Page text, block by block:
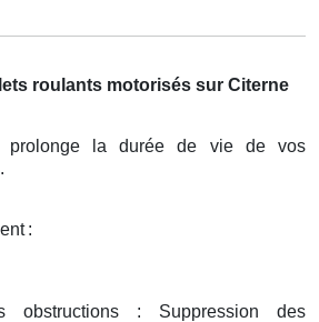
roulants motorisés sur Citerne
prolonge la durée de vie de vos
:
obstructions : Suppression des